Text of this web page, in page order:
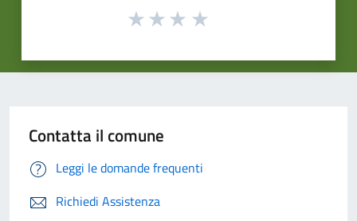
Contatta il comune
Leggi le domande frequenti
Richiedi Assistenza